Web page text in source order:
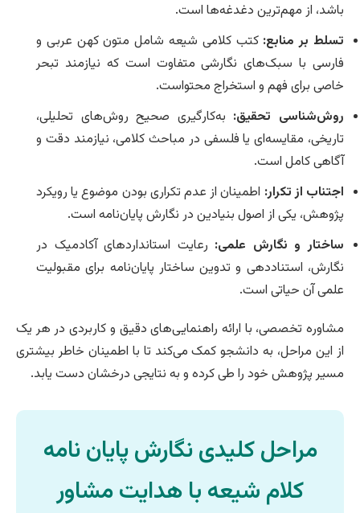
باشد، از مهم‌ترین دغدغه‌ها است.
تسلط بر منابع: کتب کلامی شیعه شامل متون کهن عربی و
فارسی با سبک‌های نگارشی متفاوت است که نیازمند تبحر
خاصی برای فهم و استخراج محتواست.
روش‌شناسی تحقیق: به‌کارگیری صحیح روش‌های تحلیلی،
تاریخی، مقایسه‌ای یا فلسفی در مباحث کلامی، نیازمند دقت و
آگاهی کامل است.
اجتناب از تکرار: اطمینان از عدم تکراری بودن موضوع یا رویکرد
پژوهش، یکی از اصول بنیادین در نگارش پایان‌نامه است.
ساختار و نگارش علمی: رعایت استانداردهای آکادمیک در
نگارش، استناددهی و تدوین ساختار پایان‌نامه برای مقبولیت
علمی آن حیاتی است.
مشاوره تخصصی، با ارائه راهنمایی‌های دقیق و کاربردی در هر یک
از این مراحل، به دانشجو کمک می‌کند تا با اطمینان خاطر بیشتری
مسیر پژوهش خود را طی کرده و به نتایجی درخشان دست یابد.
مراحل کلیدی نگارش پایان نامه
کلام شیعه با هدایت مشاور